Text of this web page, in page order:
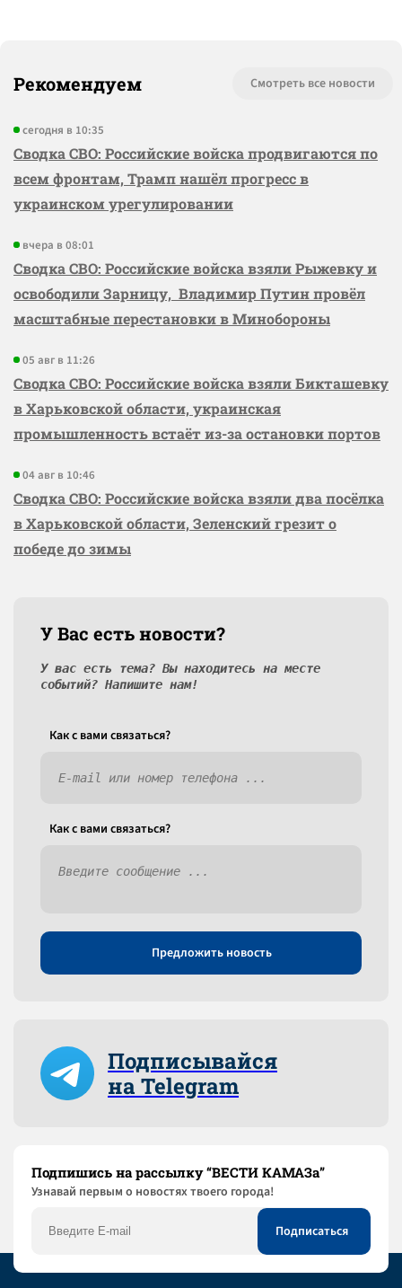
Рекомендуем Смотреть все новости
сегодня в 10:35
Сводка СВО: Российские войска продвигаются по
всем фронтам, Трамп нашёл прогресс в
украинском урегулировании
вчера в 08:01
Сводка СВО: Российские войска взяли Рыжевку и
освободили Зарницу, Владимир Путин провёл
масштабные перестановки в Минобороны
05 авг в 11:26
Сводка СВО: Российские войска взяли Бикташевку
в Харьковской области, украинская
промышленность встаёт из-за остановки портов
04 авг в 10:46
Сводка СВО: Российские войска взяли два посёлка
в Харьковской области, Зеленский грезит о
победе до зимы
У Вас есть новости?
У вас есть тема? Вы находитесь на месте
событий? Напишите нам!
Как c вами связаться?
Как c вами связаться?
Предложить новость
Подписывайся
на Telegram
Подпишись на рассылку “ВЕСТИ КАМАЗа”
Узнaвай первым о новостях твоего города!